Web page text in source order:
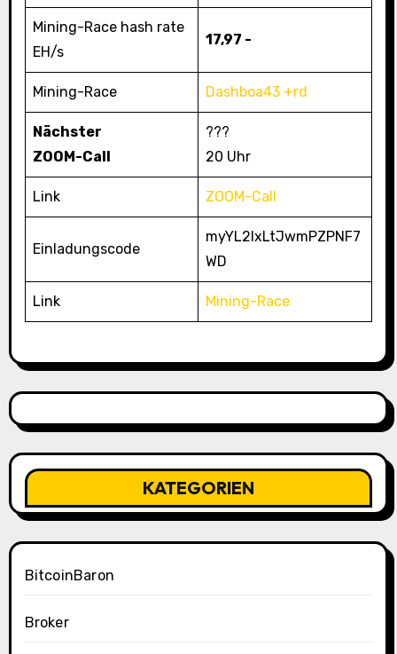
Mining-Race hash rate
EH/s
17,97 -
Mining-Race Dashboa43 +rd
Nächster
ZOOM-Call
???
20 Uhr
Link ZOOM-Call
Einladungscode
myYL2IxLtJwmPZPNF7
WD
Link Mining-Race
KATEGORIEN
BitcoinBaron
Broker